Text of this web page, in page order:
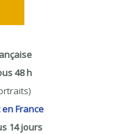
48 h
France
14 jours